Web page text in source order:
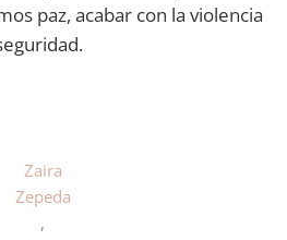
paz, acabar con la violencia
Zaira
Zepeda
,